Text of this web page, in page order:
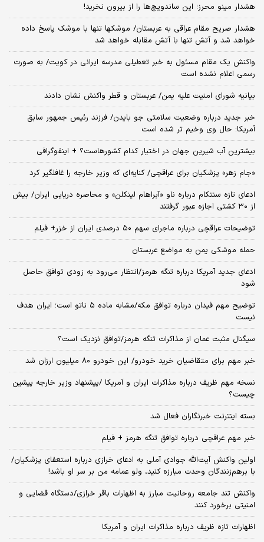
هشدار مینو محرز؛ این ساندویچ‌ها را از بیرون نخرید!
هشدار صریح مقام عراقی به عربستان/ موشکها تنها با موشک پاسخ داده
خواهد شد و آتش تنها با آتش مقابله خواهد شد
واکنش یک مقام مسئول به خبر تعطیلی مدرسه ایرانی در کویت/ به صورت
رسمی اعلام نشده است
بیانیه شورای امنیت علیه یمن/ عربستان و قطر واکنش نشان دادند
خبر جدید درباره وضعیت سلامتی جو بایدن/ فرزند رئیس جمهور سابق
آمریکا: حال وی وخیم تر شده است
بیشترین آب شیرین جهان در اختیار کدام کشورهاست؟ + اینفوگرافی
«جام زهر» پزشکیان برای عراقچی/ کنایه‌ای که وزیر خارجه را غافلگیر کرد
ادعای تازه سنتکام درباره ناو «آبراهام لینکلن» و محاصره دریایی ایران/ بیش
از ۳۰ کشتی اجازه عبور گرفتند
توضیحات عراقچی درباره ماجرای سهم ۵۰ درصدی ایران از خزر+ فیلم
حمله موشکی یمن به مواضع عربستان
ادعای جدید آمریکا درباره تنگه هرمز/انتظار می‌رود به زودی توافق حاصل
شود
توضیح مهم فیدان درباره توافق مکه/مشابه ماده ۵ ناتو است؛ ایران هدف
نیست
سیگنال‌ مثبت عمان از مذاکرات تنگه هرمز/توافق نزدیک است؟
خبر مهم برای متقاضیان خرید خودرو/ این خودرو ۸۰ میلیون ارزان شد
نسخه‌ مهم ظریف درباره مذاکرات ایران و آمریکا /پیشنهاد وزیر خارجه پیشین
چیست؟
بسته اینترنت خبرنگاران فعال شد
خبر مهم عراقچی درباره توافق تنگه هرمز + فیلم
اولین واکنش آیت‌الله جوادی آملی به ادعای خرازی درباره استعفای پزشکیان/
با برهم‌زنندگان وحدت مبارزه کنید، ولو عمامه من بر سر او باشد!
واکنش تند جامعه روحانیت مبارز به اظهارات باقر خرازی/دستگاه قضایی و
امنیتی برخورد کنند
اظهارات تازه ظریف درباره مذاکرات ایران و آمریکا